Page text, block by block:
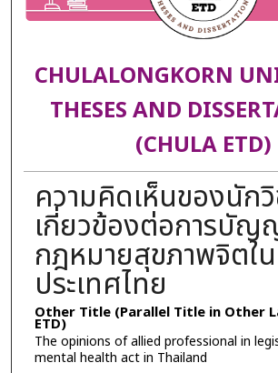
CHULALONGKORN
THESES AND
(CHULA ETD)
ความคิดเห็นของนัก
เกี่ยวข้องต่อการบั
กฎหมายสุขภาพจิตใน
ประเทศไทย
Other Title (Parallel Title in Other
ETD)
The opinions of allied professional in
mental health act in Thailand